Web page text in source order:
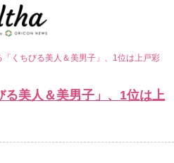
「くちびる美人＆美男子」、1位は上戸彩
る美人＆美男子」、1位は上